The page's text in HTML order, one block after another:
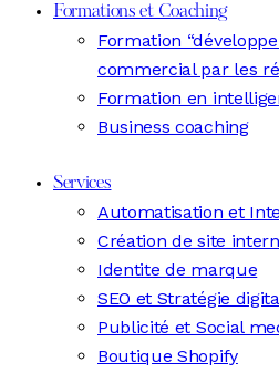
Formations et Coaching
Formation
commercial par les
Formation en
Business coaching
Services
Automatisation et
Création de site
Identite de marque
SEO et Stratégie
Publicité et Social
Boutique Shopify